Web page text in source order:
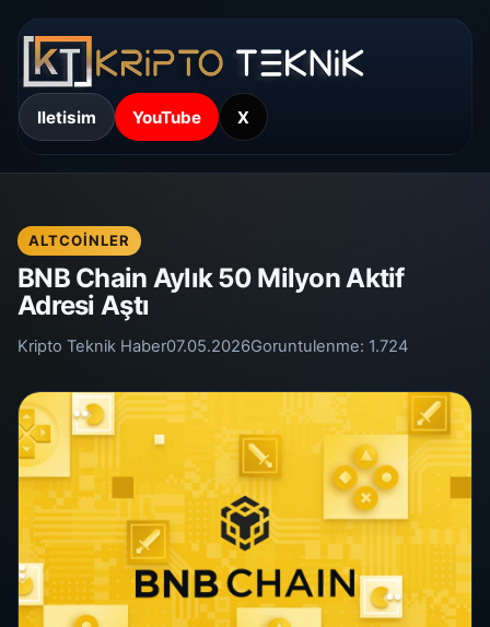
Iletisim YouTube X
ALTCOINLER
BNB Chain Aylık 50 Milyon Aktif
Adresi Aştı
Kripto Teknik Haber07.05.2026Goruntulenme: 1.724